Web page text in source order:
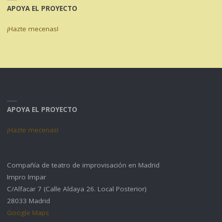
APOYA EL PROYECTO
¡Hazte mecenas!
APOYA EL PROYECTO
¡Hazte mecenas!
Compañía de teatro de improvisación en Madrid
Impro Impar
C/Alfacar 7 (Calle Aldaya 26. Local Posterior)
28033 Madrid
Google Maps